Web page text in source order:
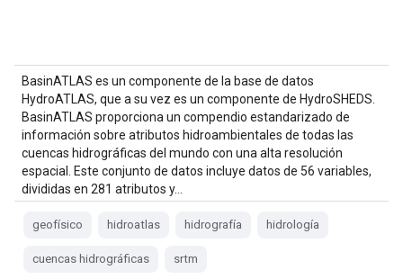
BasinATLAS es un componente de la base de datos
HydroATLAS, que a su vez es un componente de HydroSHEDS.
BasinATLAS proporciona un compendio estandarizado de
información sobre atributos hidroambientales de todas las
cuencas hidrográficas del mundo con una alta resolución
espacial. Este conjunto de datos incluye datos de 56 variables,
divididas en 281 atributos y…
geofísico hidroatlas hidrografía hidrología
cuencas hidrográficas srtm